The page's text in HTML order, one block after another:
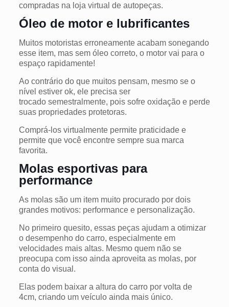
compradas na loja virtual de autopeças.
Óleo de motor e lubrificantes
Muitos motoristas erroneamente acabam sonegando
esse item, mas sem óleo correto, o motor vai para o
espaço rapidamente!
Ao contrário do que muitos pensam, mesmo se o
nível estiver ok, ele precisa ser
trocado semestralmente, pois sofre oxidação e perde
suas propriedades protetoras.
Comprá-los virtualmente permite praticidade e
permite que você encontre sempre sua marca
favorita.
Molas esportivas para
performance
As molas são um item muito procurado por dois
grandes motivos: performance e personalização.
No primeiro quesito, essas peças ajudam a otimizar
o desempenho do carro, especialmente em
velocidades mais altas. Mesmo quem não se
preocupa com isso ainda aproveita as molas, por
conta do visual.
Elas podem baixar a altura do carro por volta de
4cm, criando um veículo ainda mais único.